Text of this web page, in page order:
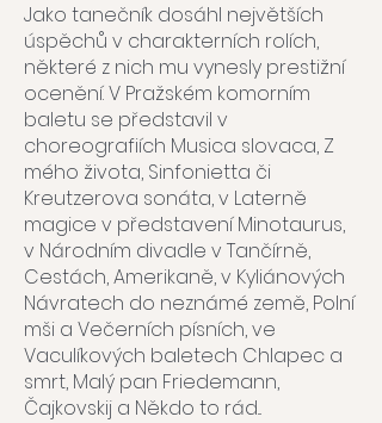
Jako tanečník dosáhl největších
úspěchů v charakterních rolích,
některé z nich mu vynesly prestižní
ocenění. V Pražském komorním
baletu se představil v
choreografiích Musica slovaca, Z
mého života, Sinfonietta či
Kreutzerova sonáta, v Laterně
magice v představení Minotaurus,
v Národním divadle v Tančírně,
Cestách, Amerikaně, v Kyliánových
Návratech do neznámé země, Polní
mši a Večerních písních, ve
Vaculíkových baletech Chlapec a
smrt, Malý pan Friedemann,
Čajkovskij a Někdo to rád...